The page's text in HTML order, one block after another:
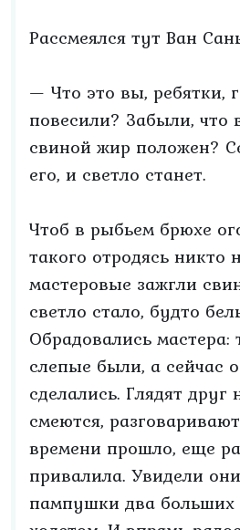
Рассмеялся тут Ван
— Что это вы, ребятки,
повесили? Забыли,
свиной жир положен?
его, и светло станет.
Чтоб в рыбьем брюхе
такого отродясь никто
мастеровые зажгли
светло стало, будто
Обрадовались мастера:
слепые были, а сейчас
сделались. Глядят друг
смеются,
времени прошло, еще
привалила. Увидели
пампушки два больших